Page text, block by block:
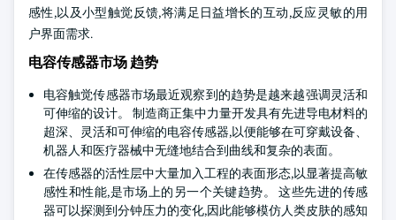
感性,以及小型触觉反馈,将满足日益增长的互动,反应灵敏的用
户界面需求.
电容传感器市场 趋势
电容触觉传感器市场最近观察到的趋势是越来越强调灵活和
可伸缩的设计。 制造商正集中力量开发具有先进导电材料的
超深、灵活和可伸缩的电容传感器,以便能够在可穿戴设备、
机器人和医疗器械中无缝地结合到曲线和复杂的表面。
在传感器的活性层中大量加入工程的表面形态,以显著提高敏
感性和性能,是市场上的另一个关键趋势。 这些先进的传感
器可以探测到分钟压力的变化,因此能够模仿人类皮肤的感知